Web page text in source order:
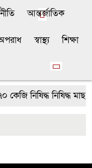
আন্তর্জাতিক
স্বাস্থ্য শিক্ষা
কেজি নিষিদ্ধ নিষিদ্ধ